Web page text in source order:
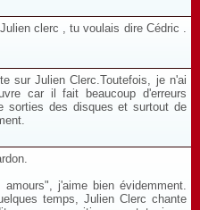
clerc , tu voulais dire Cédric .
sur Julien Clerc.Toutefois, je n'ai
car il fait beaucoup d'erreurs
sorties des disques et surtout de
j'aime bien évidemment.
temps, Julien Clerc chante